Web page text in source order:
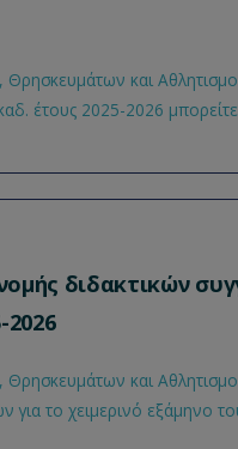
Θρησκευμάτων και
έτους 2025-2026
διδακτικών
2026
Θρησκευμάτων και
το χειμερινό εξάμηνο